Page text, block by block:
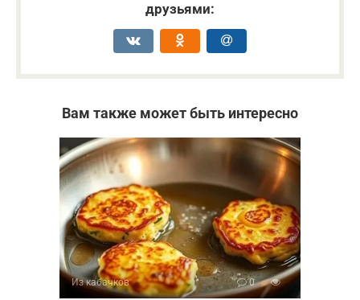
друзьями:
Вам также может быть интересно
Из кабачков 0